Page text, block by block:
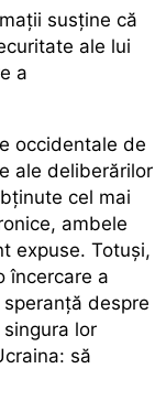
susține că
ale lui
a
occidentale de
ale deliberărilor
cel mai
ambele
expuse. Totuși,
încercare a
despre
lor
să